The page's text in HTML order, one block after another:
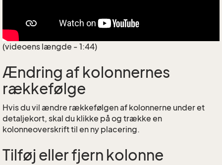
(videoens længde - 1:44)
Ændring af kolonnernes
rækkefølge
Hvis du vil ændre rækkefølgen af kolonnerne under et
detaljekort, skal du klikke på og trække en
kolonneoverskrift til en ny placering.
Tilføj eller fjern kolonne